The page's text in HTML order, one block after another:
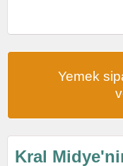
Yemek
Kral